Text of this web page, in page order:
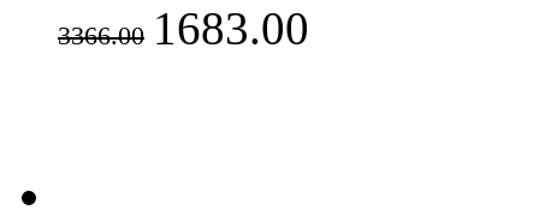
3366.00 1683.00